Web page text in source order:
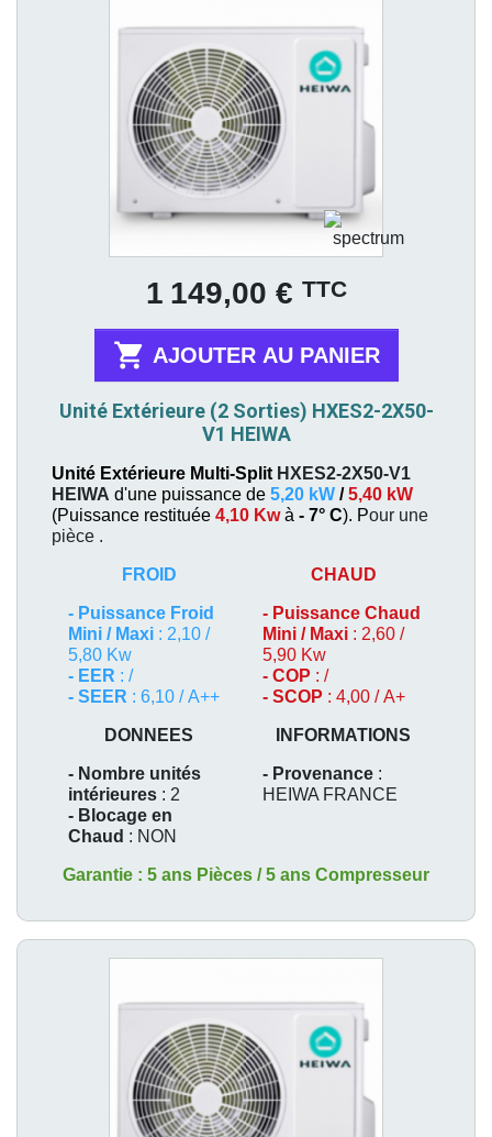
1 149,00 € TTC
 AJOUTER AU PANIER
Unité Extérieure (2 Sorties) HXES2-2X50-
V1 HEIWA
Unité Extérieure Multi-Split HXES2-2X50-V1
HEIWA d'une puissance de 5,20 kW /5,40 kW
(Puissance restituée 4,10 Kwà - 7° C). Pour une
pièce .
FROID
- Puissance Froid
Mini / Maxi : 2,10 /
5,80 Kw
- EER : /
- SEER : 6,10 / A++
CHAUD
- Puissance Chaud
Mini / Maxi : 2,60 /
5,90 Kw
- COP : /
- SCOP : 4,00 / A+
DONNEES
- Nombre unités
intérieures : 2
- Blocage en
Chaud : NON
INFORMATIONS
- Provenance :
HEIWA FRANCE
Garantie : 5 ans Pièces / 5 ans Compresseur